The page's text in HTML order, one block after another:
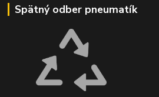
Spätný odber pneumatík